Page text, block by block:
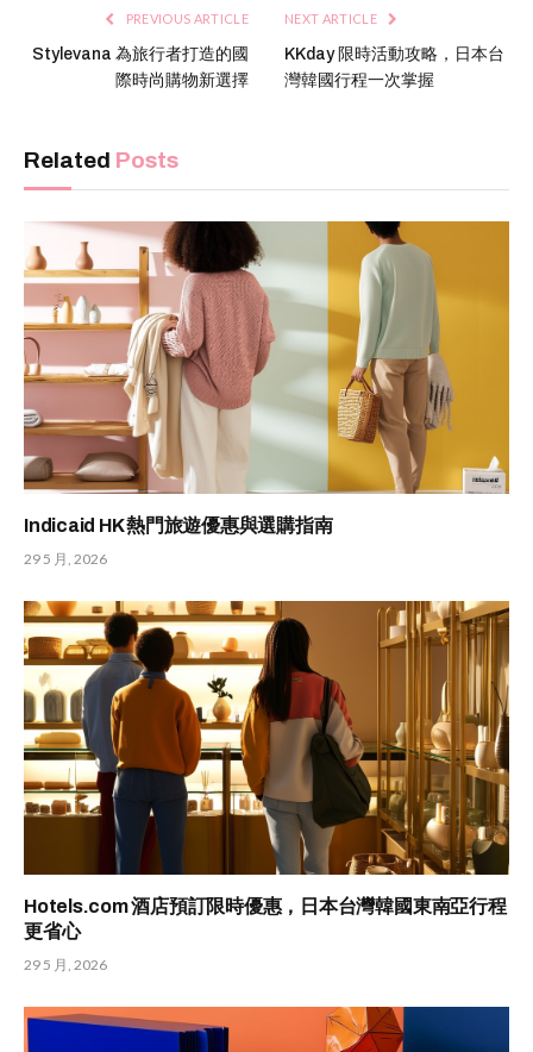
PREVIOUS ARTICLE
Stylevana 為旅行者打造的國
際時尚購物新選擇
NEXT ARTICLE
KKday 限時活動攻略，日本台
灣韓國行程一次掌握
Related Posts
Indicaid HK 熱門旅遊優惠與選購指南
29 5 月, 2026
Hotels.com 酒店預訂限時優惠，日本台灣韓國東南亞行程
更省心
29 5 月, 2026